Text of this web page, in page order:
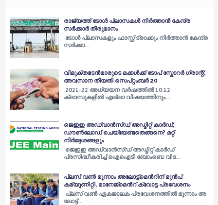
രാജ്യത്ത് ടോള്‍ പ്ലാസകള്‍ നിര്‍ത്താന്‍ കേന്ദ്ര
സര്‍ക്കാര്‍ തീരുമാനം
ടോള്‍ പ്ലാസകളും ഫാസ്റ്റ് ട്രാക്കും നിര്‍ത്താന്‍ കേന്ദ്ര
സര്‍ക്കാ…
വിമുക്തഭടന്‍മാരുടെ മക്കള്‍ക്ക് ടോപ് സ്കോറർ ​ഗ്രാന്റ്;
അവസാന തീയതി സെപ്റ്റംബർ 20
2021-22 അധ്യയന വര്‍ഷത്തില്‍ 10,12
ക്ലാസുകളില്‍ എല്ലാ വിഷയത്തിനും…
ജെഇഇ അഡ്വാൻസ്ഡ് അഡ്മിറ്റ് കാർഡ്;
ഡൗൺലോഡ് ചെയ്യേണ്ടതെങ്ങനെ? മറ്റ്
നിർദ്ദേശങ്ങളും
ജെഇഇ അഡ്വാൻസ്ഡ് അഡ്മിറ്റ് കാർഡ്
പ്രസിദ്ധീകരിച്ച് ഐഐടി ബോംബെ. വിദ…
പ്ലസ്​ വണ്‍ മൂന്നാം അലോട്ട്​മെന്‍റിന് മുൻപ് ​
കമ്യൂണിറ്റി, മാനേജ്​മെന്‍റ്​ ക്വോട്ട പ്രവേശനം
പ്ല​സ്​ വ​ണ്‍ ഏ​ക​ജാ​ല​ക പ്ര​വേ​ശ​ന​ത്തി​ല്‍ മൂ​ന്നാം അ​
ലോ​ട്ട്​…